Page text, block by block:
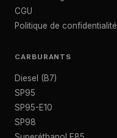
CGU
Politique de confidentialité
CARBURANTS
Diesel (B7)
SP95
SP95-E10
SP98